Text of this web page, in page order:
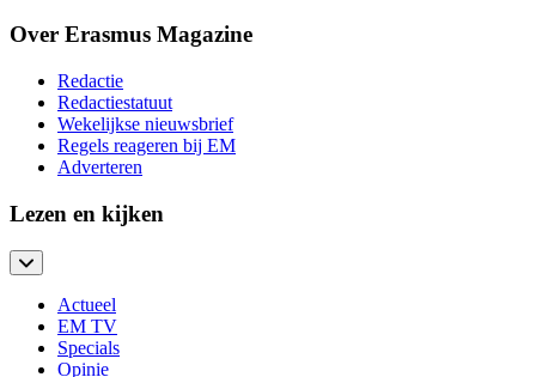
Over Erasmus Magazine
Redactie
Redactiestatuut
Wekelijkse nieuwsbrief
Regels reageren bij EM
Adverteren
Lezen en kijken
Actueel
EM TV
Specials
Opinie